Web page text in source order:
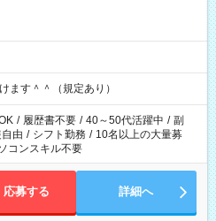
す＾＾（規定あり）
/ 履歴書不要 / 40～50代活躍中 / 副
由 / シフト勤務 / 10名以上の大量募
コンスキル不要
応募する 詳細へ